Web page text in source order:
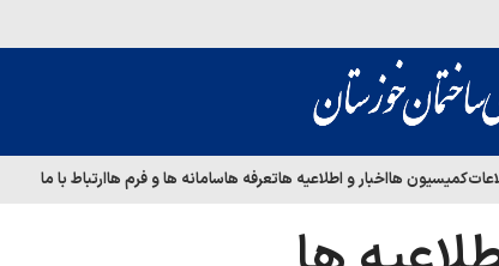
کمیسیون هااخبار و اطلاعیه هاتعرفه هاسامانه ها و فرم هاارتباط با ما